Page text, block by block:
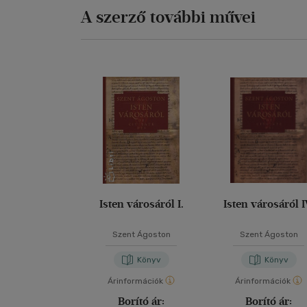
A szerző további művei
Isten városáról I.
Szent Ágoston
Könyv
Árinformációk
Borító ár:
Isten városáról
Szent Ágoston
Könyv
Árinformációk
Borító ár: